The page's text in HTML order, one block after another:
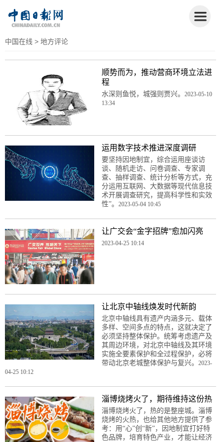
中国在线 > 地方评论
顺势而为，推动营商环境立法进
程
水深则鱼悦，城强则贾兴。 2023-05-10
13:34
运用数字技术推进深度调研
要坚持因地制宜，综合运用座谈访
谈、随机走访、问卷调查、专家调
查、抽样调查、统计分析等方式，充
分运用互联网、大数据等现代信息技
术开展调查研究，提高科学性和实效
性”。 2023-05-04 10:45
让广交会“金字招牌”愈加闪亮
2023-04-25 10:14
让北京中轴线焕发时代新韵
北京中轴线具有遗产内涵多元、载体
多样、空间多点的特点，这就决定了
必须坚持整体保护。统筹考虑遗产及
其周边环境，对北京中轴线及其环境
实施全要素保护和全过程保护，必将
带动北京老城整体保护与复兴。 2023-
04-25 10:12
淄博烧烤火了，期待维持这份热
淄博烧烤火了，热的是整座城。淄博
烧烤的火热，也给其他地方提供了参
考：用“心”创“新”，因地制宜打好特
色品牌，培育特色产业，才能让经济